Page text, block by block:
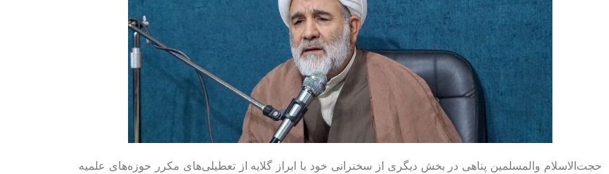
حجت‌الاسلام والمسلمین پناهی در بخش دیگری از سخنرانی خود با ابراز گلایه از تعطیلی‌های مکرر حوزه‌های علمیه